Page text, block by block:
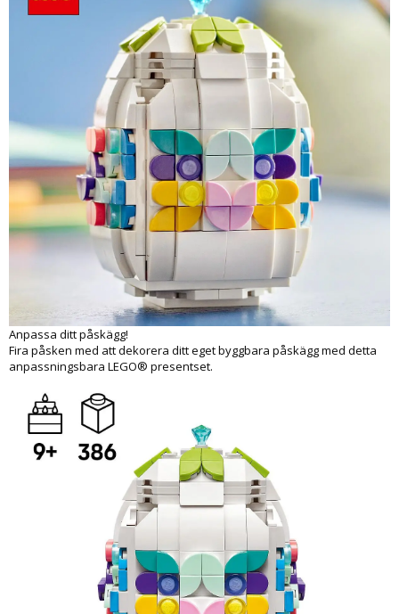
Anpassa ditt påskägg!
Fira påsken med att dekorera ditt eget byggbara påskägg med detta
anpassningsbara LEGO® presentset.